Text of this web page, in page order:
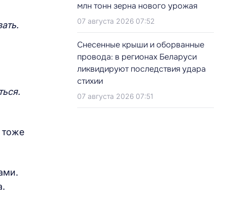
тоже
млн тонн зерна нового урожая
07 августа 2026 07:52
Снесенные крыши и оборванные
провода: в регионах Беларуси
ликвидируют последствия удара
стихии
07 августа 2026 07:51